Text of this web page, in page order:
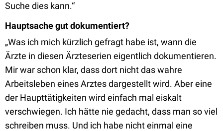
Suche dies kann.“
Hauptsache gut dokumentiert?
„Was ich mich kürzlich gefragt habe ist, wann die
Ärzte in diesen Ärzteserien eigentlich dokumentieren.
Mir war schon klar, dass dort nicht das wahre
Arbeitsleben eines Arztes dargestellt wird. Aber eine
der Haupttätigkeiten wird einfach mal eiskalt
verschwiegen. Ich hätte nie gedacht, dass man so viel
schreiben muss. Und ich habe nicht einmal eine